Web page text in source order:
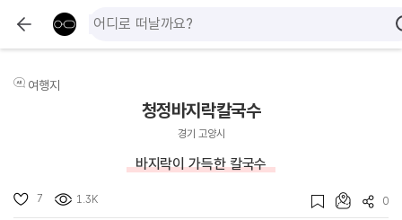
여행지
청정바지락칼국수
경기 고양시
바지락이 가득한 칼국수
7 1.3K 0